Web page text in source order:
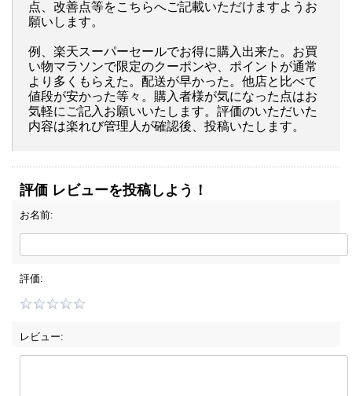
点、改善点等をこちらへご記載いただけますようお
願いします。
例、楽天スーパーセールでお得に購入出来た。お買
い物マラソンで限定のクーポンや、ポイントが通常
より多くもらえた。配送が早かった。他店と比べて
値段が安かった等々。購入者様が気になった点はお
気軽にご記入お願いいたします。評価のいただいた
内容は楽れび管理人が確認後、投稿いたします。
評価 レビューを投稿しよう！
お名前:
評価:
レビュー: